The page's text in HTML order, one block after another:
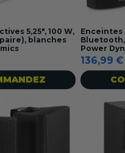
5,25", 100 W,
blanches
Enceintes
Power
136,99 €